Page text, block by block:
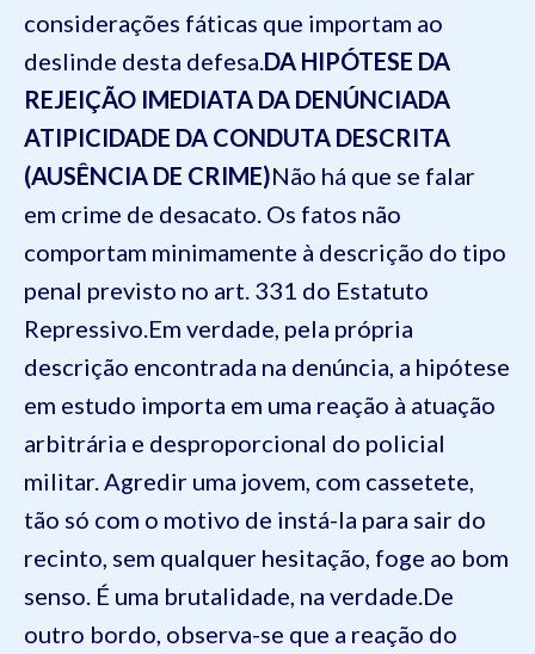
considerações fáticas que importam ao
deslinde desta defesa.DA HIPÓTESE DA
REJEIÇÃO IMEDIATA DA DENÚNCIADA
ATIPICIDADE DA CONDUTA DESCRITA
(AUSÊNCIA DE CRIME)Não há que se falar
em crime de desacato. Os fatos não
comportam minimamente à descrição do tipo
penal previsto no art. 331 do Estatuto
Repressivo.Em verdade, pela própria
descrição encontrada na denúncia, a hipótese
em estudo importa em uma reação à atuação
arbitrária e desproporcional do policial
militar. Agredir uma jovem, com cassetete,
tão só com o motivo de instá-la para sair do
recinto, sem qualquer hesitação, foge ao bom
senso. É uma brutalidade, na verdade.De
outro bordo, observa-se que a reação do